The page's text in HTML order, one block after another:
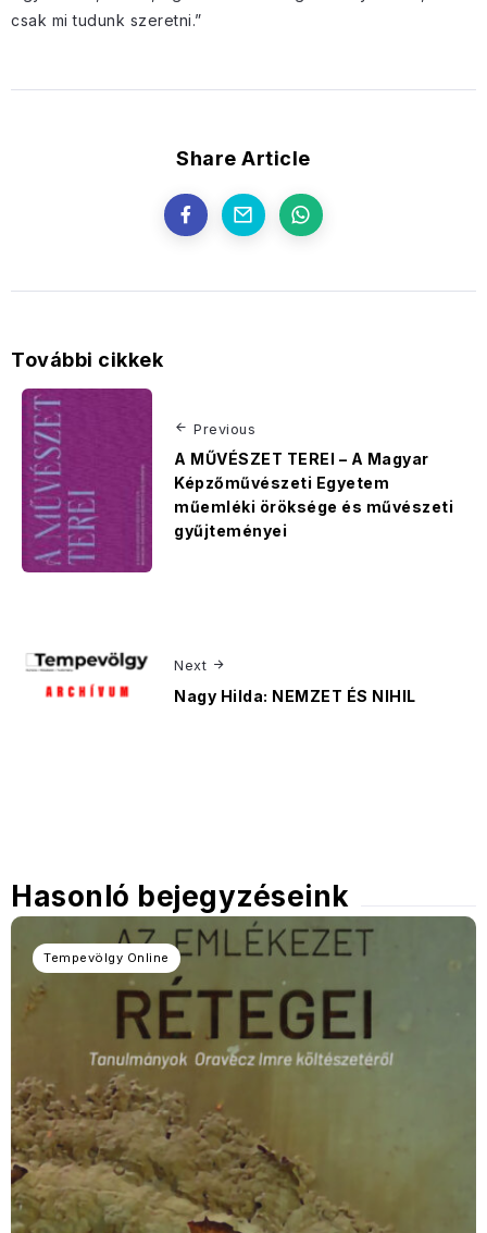
csak mi tudunk szeretni.”
Share Article
További cikkek
Previous
A MŰVÉSZET TEREI – A Magyar
Képzőművészeti Egyetem
műemléki öröksége és művészeti
gyűjteményei
Next
Nagy Hilda: NEMZET ÉS NIHIL
Hasonló bejegyzéseink
Tempevölgy Online